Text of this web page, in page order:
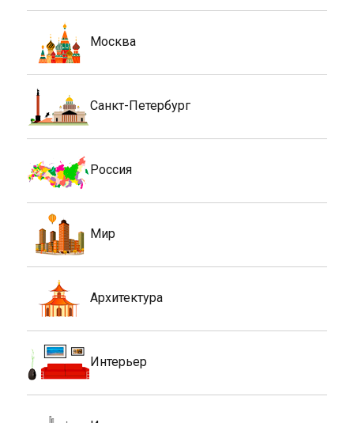
Москва
Санкт-Петербург
Россия
Мир
Архитектура
Интерьер